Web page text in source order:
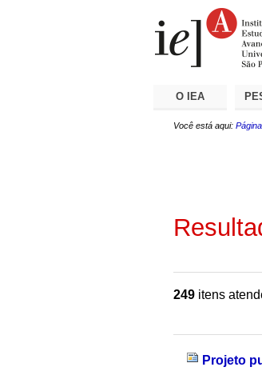
O IEA
Você está aqui:
249 itens
Projeto